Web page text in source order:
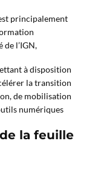
principalement
de l’IGN,
à disposition
la transition
de mobilisation
numériques
la feuille